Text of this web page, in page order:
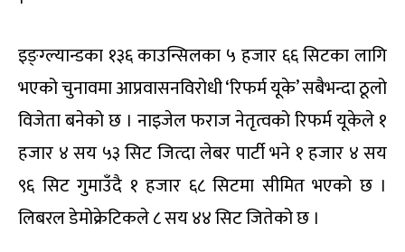
इङ्ग्ल्यान्डका १३६ काउन्सिलका ५ हजार ६६ सिटका लागि
भएको चुनावमा आप्रवासनविरोधी ‘रिफर्म यूके’ सबैभन्दा ठूलो
विजेता बनेको छ । नाइजेल फराज नेतृत्वको रिफर्म यूकेले १
हजार ४ सय ५३ सिट जित्दा लेबर पार्टी भने १ हजार ४ सय
९६ सिट गुमाउँदै १ हजार ६८ सिटमा सीमित भएको छ ।
लिबरल डेमोक्रेटिकले ८ सय ४४ सिट जितेको छ ।